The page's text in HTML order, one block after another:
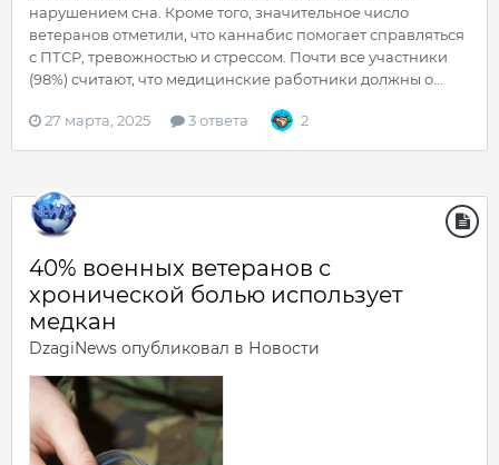
нарушением сна. Кроме того, значительное число
ветеранов отметили, что каннабис помогает справляться
с ПТСР, тревожностью и стрессом. Почти все участники
(98%) считают, что медицинские работники должны о...
27 марта, 2025 3 ответа 2
40% военных ветеранов с
хронической болью использует
медкан
DzagiNews опубликовал в Новости